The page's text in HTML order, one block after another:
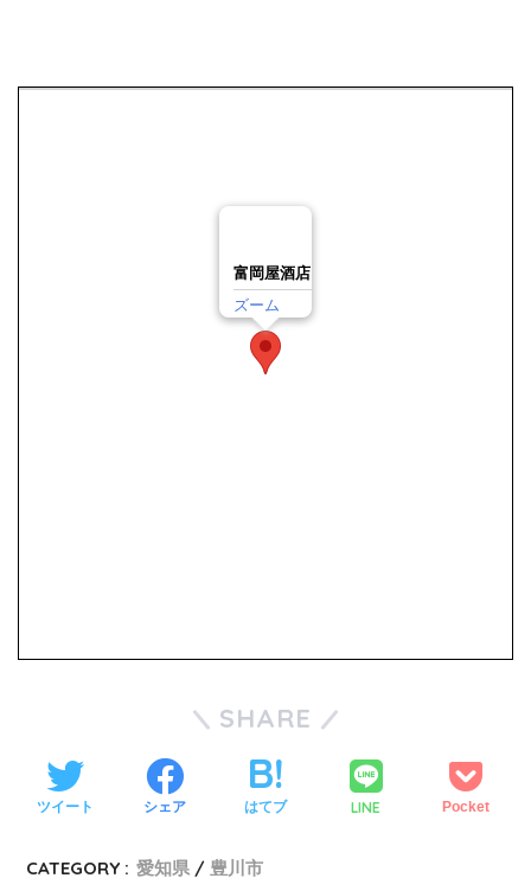
富岡屋酒店
ズーム
SHARE
ツイート シェア はてブ LINE Pocket
CATEGORY : 愛知県 豊川市